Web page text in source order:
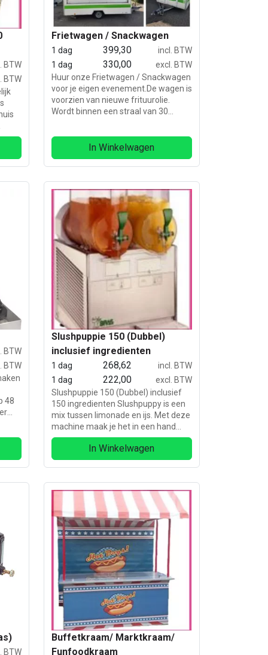
BTW
BTW
Frietwagen / Snackwagen
1 dag 399,30
incl. BTW
1 dag
330,00
excl. BTW
Huur onze Frietwagen / Snackwagen
voor je eigen evenement.De wagen is
voorzien van nieuwe frituurolie.
Wordt binnen een straal van 30
In Winkelwagen
BTW
BTW
48
Slushpuppie 150 (Dubbel)
inclusief ingredienten
1 dag 268,62
incl. BTW
1 dag
222,00
excl. BTW
Slushpuppie 150 (Dubbel) inclusief
150 ingredienten Slushpuppy is een
mix tussen limonade en ijs. Met deze
machine maak je het in een hand
omdraai Inhoud reservoir: 2 x 5 Liter
Gewicht : 38 kgIn Winkelwagen
BTW
Buffetkraam/ Marktkraam/
Funfoodkraam